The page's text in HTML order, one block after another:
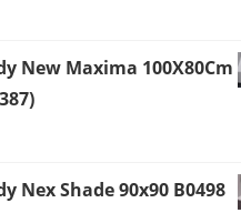
New Maxima 100X80Cm
Nex Shade 90x90 B0498